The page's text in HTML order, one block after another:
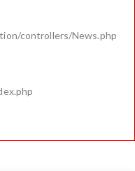
controllers/News.php